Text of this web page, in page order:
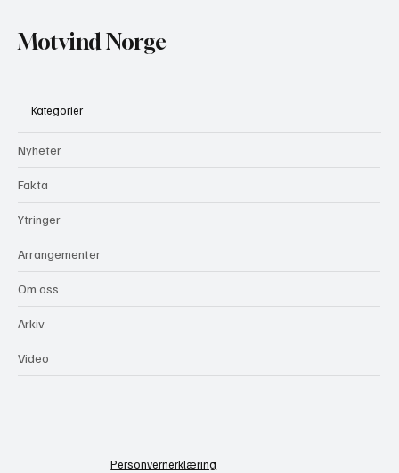
Motvind Norge
Kategorier
Nyheter
Fakta
Ytringer
Arrangementer
Om oss
Arkiv
Video
Personvernerklæring